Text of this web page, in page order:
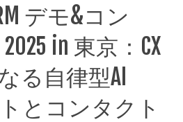
デモ&コン
in 東京：CX
る自律型AI
とコンタクト